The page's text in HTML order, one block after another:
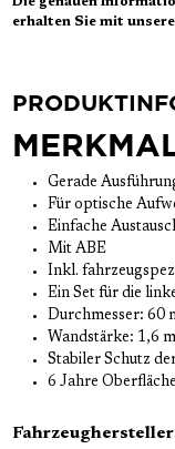
erhalten Sie mit
Gerade
Für optische
Einfache
Mit ABE
Inkl.
Ein Set für die
Durchmesser: 60
Wandstärke: 1,6
Stabiler Schutz
6 Jahre